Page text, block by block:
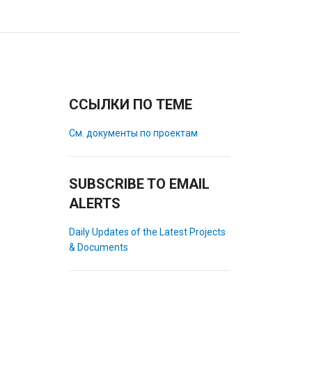
ССЫЛКИ ПО ТЕМЕ
См. документы по проектам
SUBSCRIBE TO EMAIL
ALERTS
Daily Updates of the Latest Projects
& Documents